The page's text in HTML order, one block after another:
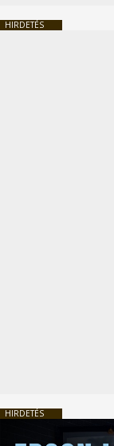
HIRDETÉS
HIRDETÉS